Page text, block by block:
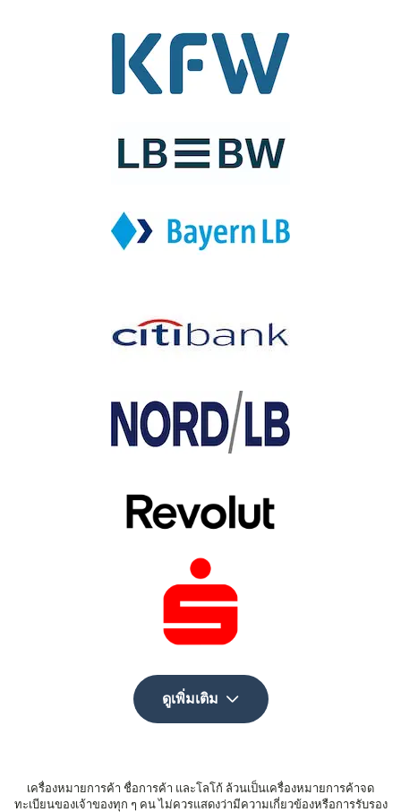
ดูเพิ่มเติม
เครื่องหมายการค้า ชื่อการค้า และโลโก้ ล้วนเป็นเครื่องหมายการค้าจด
ทะเบียนของเจ้าของทุก ๆ คน ไม่ควรแสดงว่ามีความเกี่ยวข้องหรือการรับรอง